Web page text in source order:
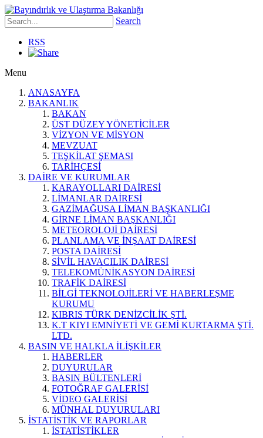
Search
RSS
Menu
ANASAYFA
BAKANLIK
BAKAN
ÜST DÜZEY YÖNETİCİLER
VİZYON VE MİSYON
MEVZUAT
TEŞKİLAT ŞEMASI
TARİHÇESİ
DAİRE VE KURUMLAR
KARAYOLLARI DAİRESİ
LİMANLAR DAİRESİ
GAZİMAĞUSA LİMAN BAŞKANLIĞI
GİRNE LİMAN BAŞKANLIĞI
METEOROLOJİ DAİRESİ
PLANLAMA VE İNŞAAT DAİRESİ
POSTA DAİRESİ
SİVİL HAVACILIK DAİRESİ
TELEKOMÜNİKASYON DAİRESİ
TRAFİK DAİRESİ
BİLGİ TEKNOLOJİLERİ VE HABERLEŞME
KURUMU
KIBRIS TÜRK DENİZCİLİK ŞTİ.
K.T KIYI EMNİYETİ VE GEMİ KURTARMA ŞTİ.
LTD.
BASIN VE HALKLA İLİŞKİLER
HABERLER
DUYURULAR
BASIN BÜLTENLERİ
FOTOĞRAF GALERİSİ
VİDEO GALERİSİ
MÜNHAL DUYURULARI
İSTATİSTİK VE RAPORLAR
İSTATİSTİKLER